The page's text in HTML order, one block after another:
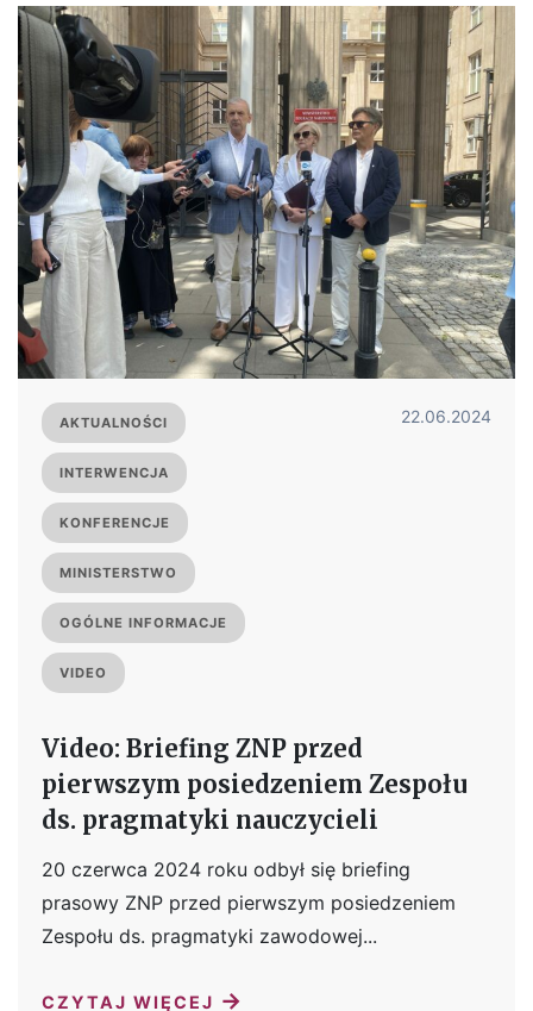
AKTUALNOŚCI
INTERWENCJA
KONFERENCJE
MINISTERSTWO
OGÓLNE INFORMACJE
VIDEO
22.06.2024
Video: Briefing ZNP przed
pierwszym posiedzeniem Zespołu
ds. pragmatyki nauczycieli
20 czerwca 2024 roku odbył się briefing
prasowy ZNP przed pierwszym posiedzeniem
Zespołu ds. pragmatyki zawodowej...
CZYTAJ WIĘCEJ →